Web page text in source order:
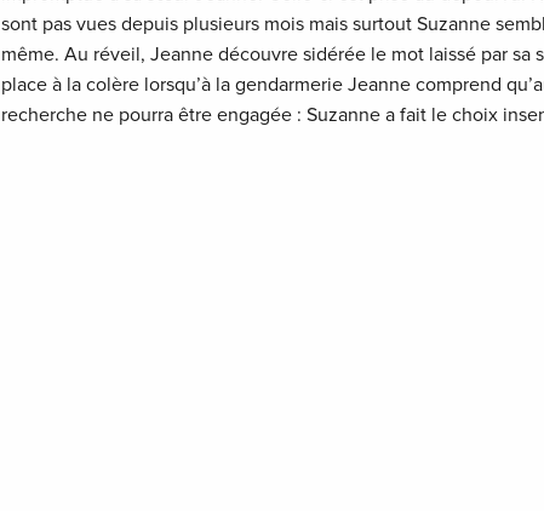
sont pas vues depuis plusieurs mois mais surtout Suzanne
même. Au réveil, Jeanne découvre sidérée le mot laissé par sa
place à la colère lorsqu’à la gendarmerie Jeanne comprend
recherche ne pourra être engagée : Suzanne a fait le choix